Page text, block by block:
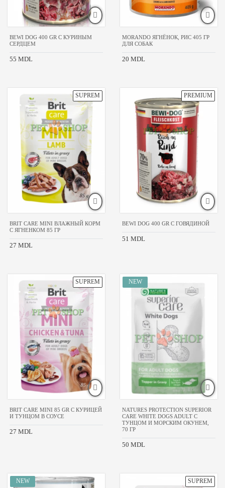
BEWI DOG 400 GR С КУРИНЫМ
СЕРДЦЕМ
55 MDL
MORANDO ЯГНЁНОК, РИС 405 ГР
ДЛЯ СОБАК
20 MDL
BRIT CARE MINI ВЛАЖНЫЙ КОРМ
С ЯГНЕНКОМ 85 ГР
27 MDL
BEWI DOG 400 GR С ГОВЯДИНОЙ
51 MDL
BRIT CARE MINI 85 GR С КУРИЦЕЙ
И ТУНЦОМ В СОУСЕ
27 MDL
NATURES PROTECTION SUPERIOR
CARE WHITE DOGS ADULT С
ТУНЦОМ И МОРСКИМ ОКУНЕМ,
70 ГР
50 MDL